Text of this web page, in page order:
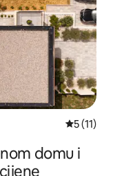
prosječna
5 (11)
domu i